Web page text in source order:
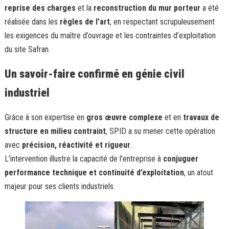
reprise des charges et la reconstruction du mur porteur a été
réalisée dans les règles de l’art, en respectant scrupuleusement
les exigences du maître d’ouvrage et les contraintes d’exploitation
du site Safran.
Un savoir-faire confirmé en génie civil
industriel
Grâce à son expertise en gros œuvre complexe et en travaux de
structure en milieu contraint, SPID a su mener cette opération
avec précision, réactivité et rigueur.
L’intervention illustre la capacité de l’entreprise à conjuguer
performance technique et continuité d’exploitation, un atout
majeur pour ses clients industriels.